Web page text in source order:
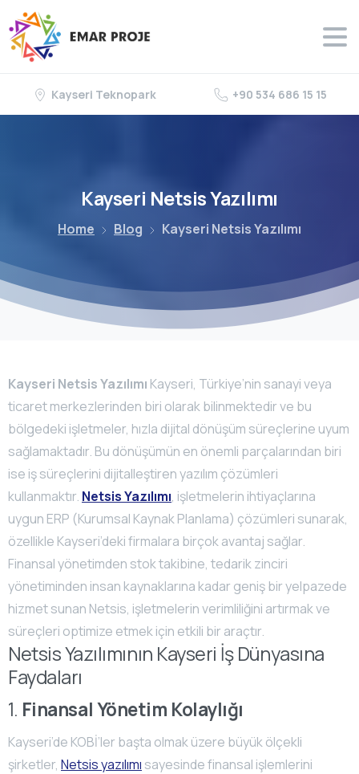
Kayseri Teknopark +90 534 686 15 15
Kayseri NetsisYazılımı
Home Blog Kayseri Netsis Yazılımı
Kayseri Netsis Yazılımı Kayseri, Türkiye’nin sanayi veya
ticaret merkezlerinden biri olarak bilinmektedir ve bu
bölgedeki işletmeler, hızla dijital dönüşüm süreçlerine uyum
sağlamaktadır. Bu dönüşümün en önemli parçalarından biri
ise iş süreçlerini dijitalleştiren yazılım çözümleri
kullanmaktır. Netsis Yazılımı, işletmelerin ihtiyaçlarına
uygun ERP (Kurumsal Kaynak Planlama) çözümleri sunarak,
özellikle Kayseri’deki firmalara birçok avantaj sağlar.
Finansal yönetimden stok takibine, tedarik zinciri
yönetiminden insan kaynaklarına kadar geniş bir yelpazede
hizmet sunan Netsis, işletmelerin verimliliğini artırmak ve
süreçleri optimize etmek için etkili bir araçtır.
Netsis Yazılımının Kayseri İş Dünyasına
Faydaları
1. Finansal Yönetim Kolaylığı
Kayseri’de KOBİ’ler başta olmak üzere büyük ölçekli
şirketler, Netsis yazılımı sayesinde finansal işlemlerini